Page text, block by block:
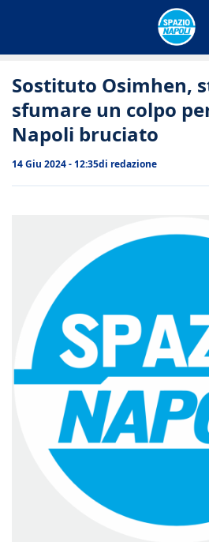
Sostituto Osimhen,
sfumare un colpo
Napoli bruciato
14 Giu 2024 - 12:35di redazione